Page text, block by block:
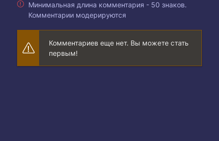
Минимальная длина комментария - 50 знаков.
Комментарии модерируются
Комментариев еще нет. Вы можете стать
первым!